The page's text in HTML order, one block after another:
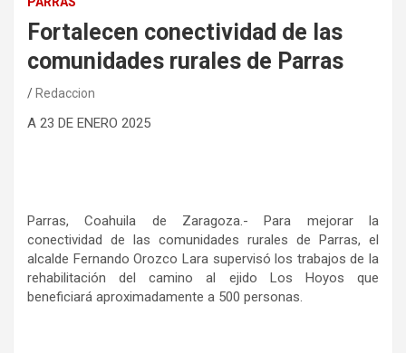
Fortalecen conectividad de las
comunidades rurales de Parras
Redaccion
A 23 DE ENERO 2025
Parras, Coahuila de Zaragoza.- Para mejorar la
conectividad de las comunidades rurales de Parras, el
alcalde Fernando Orozco Lara supervisó los trabajos de la
rehabilitación del camino al ejido Los Hoyos que
beneficiará aproximadamente a 500 personas.